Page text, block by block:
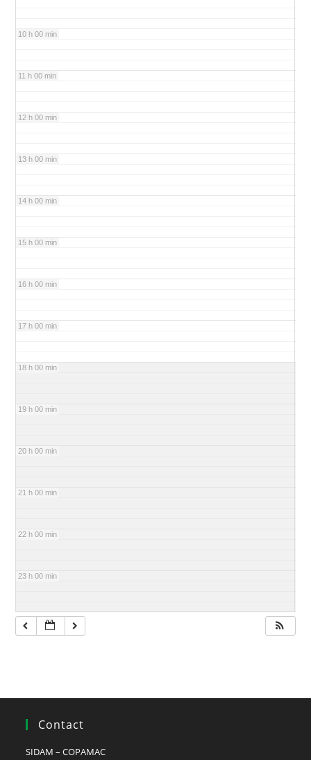
10 h 00 min
11 h 00 min
12 h 00 min
13 h 00 min
14 h 00 min
15 h 00 min
16 h 00 min
17 h 00 min
18 h 00 min
19 h 00 min
20 h 00 min
21 h 00 min
22 h 00 min
23 h 00 min
Contact
SIDAM – COPAMAC